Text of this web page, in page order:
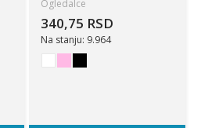
Ogledalce
340,75 RSD
Na stanju: 9.964